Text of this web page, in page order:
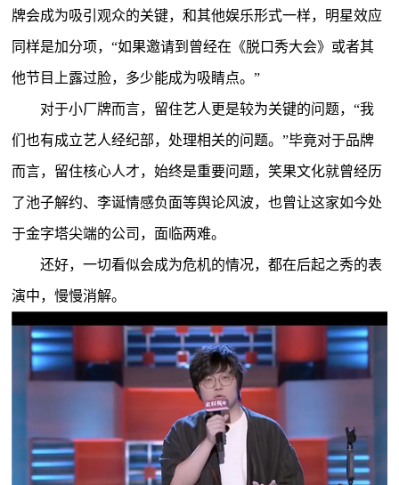
牌会成为吸引观众的关键，和其他娱乐形式一样，明星效应
同样是加分项，“如果邀请到曾经在《脱口秀大会》或者其
他节目上露过脸，多少能成为吸睛点。”
对于小厂牌而言，留住艺人更是较为关键的问题，“我
们也有成立艺人经纪部，处理相关的问题。”毕竟对于品牌
而言，留住核心人才，始终是重要问题，笑果文化就曾经历
了池子解约、李诞情感负面等舆论风波，也曾让这家如今处
于金字塔尖端的公司，面临两难。
还好，一切看似会成为危机的情况，都在后起之秀的表
演中，慢慢消解。